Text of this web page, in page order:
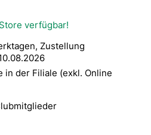
verfügbar!
Zustellung
in der Filiale (exkl. Online